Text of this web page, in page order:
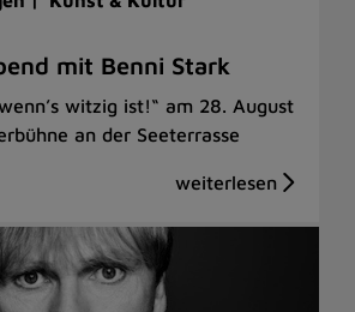
mit Benni Stark
witzig ist!“ am 28. August
an der Seeterrasse